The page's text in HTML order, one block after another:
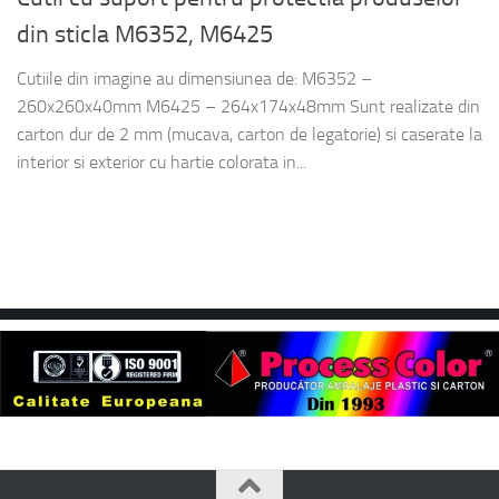
din sticla M6352, M6425
Cutiile din imagine au dimensiunea de: M6352 –
260x260x40mm M6425 – 264x174x48mm Sunt realizate din
carton dur de 2 mm (mucava, carton de legatorie) si caserate la
interior si exterior cu hartie colorata in...